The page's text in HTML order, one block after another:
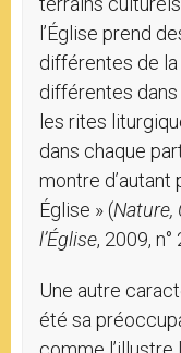
l’Église prend
différentes de
différentes
les rites
dans chaque
montre d’autant
Église » (
l’Église, 2009, n°
Une autre
été sa